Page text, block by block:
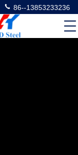
86--13853233236